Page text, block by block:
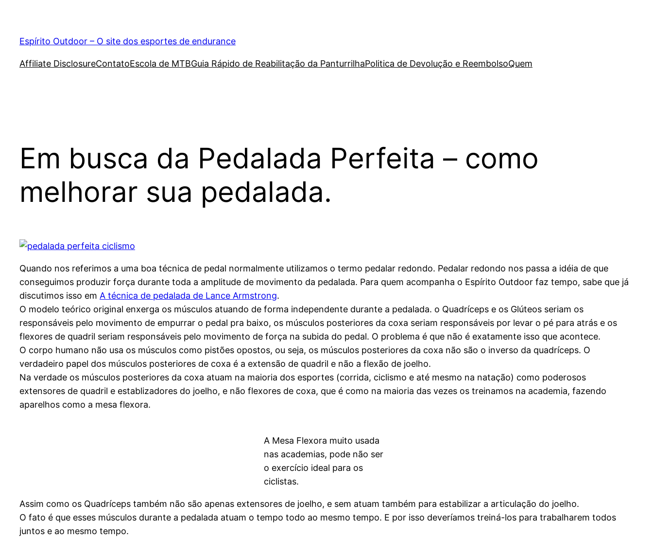
Espírito Outdoor – O site dos esportes de endurance
Affiliate DisclosureContatoEscola de MTBGuia Rápido de Reabilitação da PanturrilhaPolitica de Devolução e ReembolsoQuem
Em busca da Pedalada Perfeita – como
melhorar sua pedalada.
Quando nos referimos a uma boa técnica de pedal normalmente utilizamos o termo pedalar redondo. Pedalar redondo nos passa a idéia de que
conseguimos produzir força durante toda a amplitude de movimento da pedalada. Para quem acompanha o Espírito Outdoor faz tempo, sabe que já
discutimos isso em A técnica de pedalada de Lance Armstrong.
O modelo teórico original enxerga os músculos atuando de forma independente durante a pedalada. o Quadríceps e os Glúteos seriam os
responsáveis pelo movimento de empurrar o pedal pra baixo, os músculos posteriores da coxa seriam responsáveis por levar o pé para atrás e os
flexores de quadril seriam responsáveis pelo movimento de força na subida do pedal. O problema é que não é exatamente isso que acontece.
O corpo humano não usa os músculos como pistões opostos, ou seja, os músculos posteriores da coxa não são o inverso da quadríceps. O
verdadeiro papel dos músculos posteriores de coxa é a extensão de quadril e não a flexão de joelho.
Na verdade os músculos posteriores da coxa atuam na maioria dos esportes (corrida, ciclismo e até mesmo na natação) como poderosos
extensores de quadril e establizadores do joelho, e não flexores de coxa, que é como na maioria das vezes os treinamos na academia, fazendo
aparelhos como a mesa flexora.
A Mesa Flexora muito usada
nas academias, pode não ser
o exercício ideal para os
ciclistas.
Assim como os Quadríceps também não são apenas extensores de joelho, e sem atuam também para estabilizar a articulação do joelho.
O fato é que esses músculos durante a pedalada atuam o tempo todo ao mesmo tempo. E por isso deveríamos treiná-los para trabalharem todos
juntos e ao mesmo tempo.